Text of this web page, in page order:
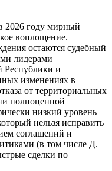
2026 году мирный
воплощение.
остаются судебный
лидерами
Республики и
изменениях в
от территориальных
полноценной
низкий уровень
нельзя исправить
соглашений и
(в том числе Д.
сделки по